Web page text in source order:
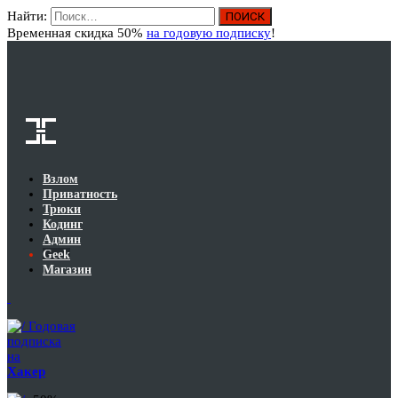
Найти:
Временная скидка 50% на годовую подписку!
Взлом
Приватность
Трюки
Кодинг
Админ
Geek
Магазин
Годовая
подписка
на
Хакер